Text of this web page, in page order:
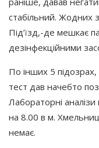
стабільний. Жодних
Під’їзд,-де мешкає
дезінфекційними
По інших 5 підозрах,
тест дав начебто
Лабораторні
на 8.00 в м.
немає.